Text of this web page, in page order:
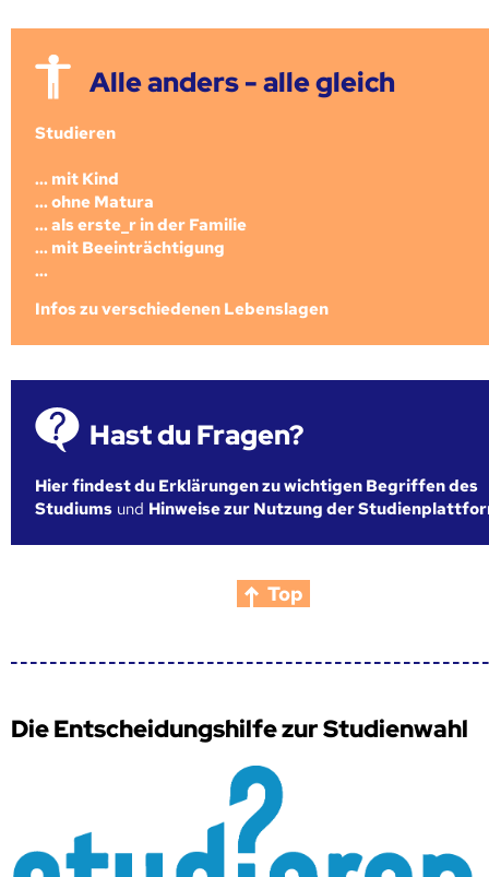
Alle anders - alle gleich
Studieren
... mit Kind
... ohne Matura
... als erste_r in der Familie
... mit Beeinträchtigung
...
Infos zu verschiedenen Lebenslagen
Hast du Fragen?
Hier findest du Erklärungen zu wichtigen Begriffen des
Studiums und Hinweise zur Nutzung der
Top
Die Entscheidungshilfe zur Studienwahl